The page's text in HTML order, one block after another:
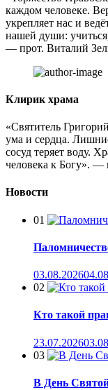
каждом человеке.
укрепляет нас и
нашей души:
— прот. Виталий
Клирик храма
«Святитель
ума и сердца.
сосуд теряет воду.
человека к Богу». —
Новости
01
03.08.2026
02
Кто такой
23.07.2026
03
В День